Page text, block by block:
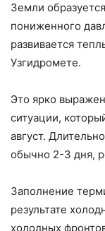
Земли
пониженного
развивается
Узгидромете.
Это ярко
ситуации,
август.
обычно 2-3 дня,
Заполнение
результате
холодных